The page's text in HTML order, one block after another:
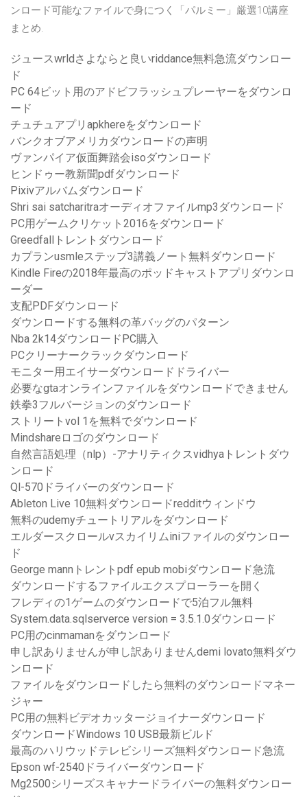
ンロード可能なファイルで身につく「パルミー」厳選10講座
まとめ.
ジュースwrldさよならと良いriddance無料急流ダウンロー
ド
PC 64ビット用のアドビフラッシュプレーヤーをダウンロ
ード
チュチュアプリapkhereをダウンロード
バンクオブアメリカダウンロードの声明
ヴァンパイア仮面舞踏会isoダウンロード
ヒンドゥー教新聞pdfダウンロード
Pixivアルバムダウンロード
Shri sai satcharitraオーディオファイルmp3ダウンロード
PC用ゲームクリケット2016をダウンロード
Greedfallトレントダウンロード
カプランusmleステップ3講義ノート無料ダウンロード
Kindle Fireの2018年最高のポッドキャストアプリダウンロ
ーダー
支配PDFダウンロード
ダウンロードする無料の革バッグのパターン
Nba 2k14ダウンロードPC購入
PCクリーナークラックダウンロード
モニター用エイサーダウンロードドライバー
必要なgtaオンラインファイルをダウンロードできません
鉄拳3フルバージョンのダウンロード
ストリートvol 1を無料でダウンロード
Mindshareロゴのダウンロード
自然言語処理（nlp）-アナリティクスvidhyaトレントダウ
ンロード
Ql-570ドライバーのダウンロード
Ableton Live 10無料ダウンロードredditウィンドウ
無料のudemyチュートリアルをダウンロード
エルダースクロールvスカイリムiniファイルのダウンロー
ド
George mannトレントpdf epub mobiダウンロード急流
ダウンロードするファイルエクスプローラーを開く
フレディの1ゲームのダウンロードで5泊フル無料
System.data.sqlserverce version = 3.5.1.0ダウンロード
PC用のcinmamanをダウンロード
申し訳ありませんが申し訳ありませんdemi lovato無料ダウ
ンロード
ファイルをダウンロードしたら無料のダウンロードマネー
ジャー
PC用の無料ビデオカッタージョイナーダウンロード
ダウンロードWindows 10 USB最新ビルド
最高のハリウッドテレビシリーズ無料ダウンロード急流
Epson wf-2540ドライバーダウンロード
Mg2500シリーズスキャナードライバーの無料ダウンロー